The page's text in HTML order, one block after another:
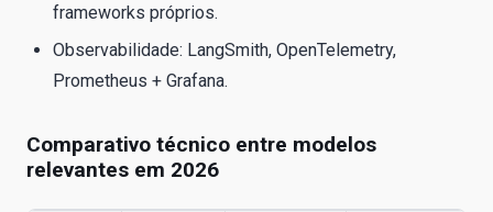
frameworks próprios.
Observabilidade: LangSmith, OpenTelemetry,
Prometheus + Grafana.
Comparativo técnico entre modelos
relevantes em 2026